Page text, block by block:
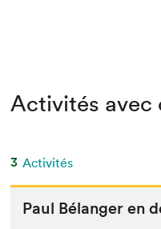
Activités avec
3 Activités
Paul Bélanger en